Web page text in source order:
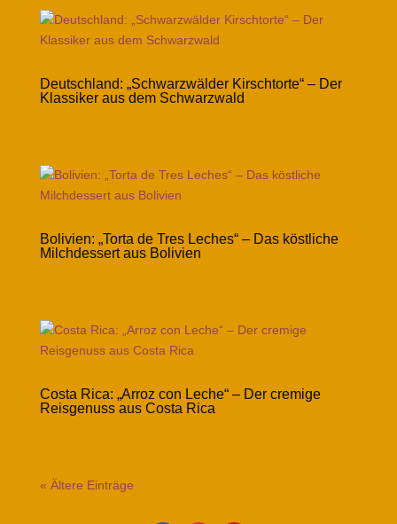
Deutschland: „Schwarzwälder Kirschtorte“ – Der
Klassiker aus dem Schwarzwald
Bolivien: „Torta de Tres Leches“ – Das köstliche
Milchdessert aus Bolivien
Costa Rica: „Arroz con Leche“ – Der cremige
Reisgenuss aus Costa Rica
« Ältere Einträge